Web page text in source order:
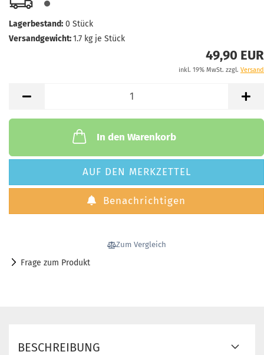
Lagerbestand: 0 Stück
Versandgewicht:1.7 kg je Stück
49,90 EUR
inkl. 19% MwSt. zzgl. Versand
In den Warenkorb
AUF DEN MERKZETTEL
Benachrichtigen
Zum Vergleich
Frage zum Produkt
BESCHREIBUNG